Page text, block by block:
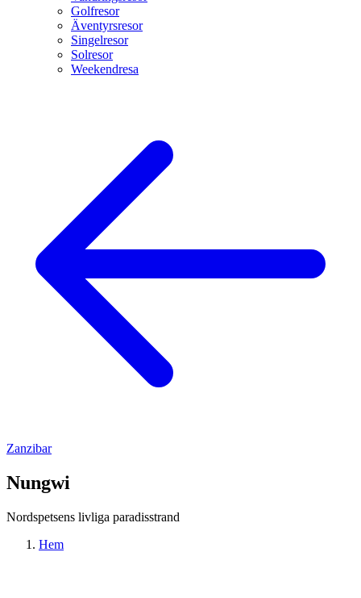
Golfresor
Äventyrsresor
Singelresor
Solresor
Weekendresa
Zanzibar
Nungwi
Nordspetsens livliga paradisstrand
Hem